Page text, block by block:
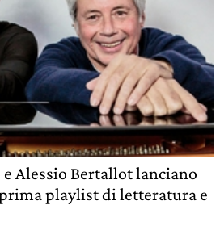
Alessio Bertallot lanciano
playlist di letteratura e